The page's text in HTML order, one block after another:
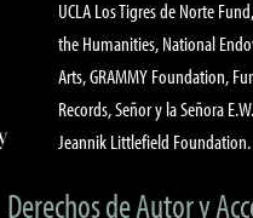
UCLA Los Tigres de Norte
the Humanities, National
Arts, GRAMMY Foundation,
Records, Señor y la Señora
Jeannik Littlefield Foundation.
Derechos de Autor y